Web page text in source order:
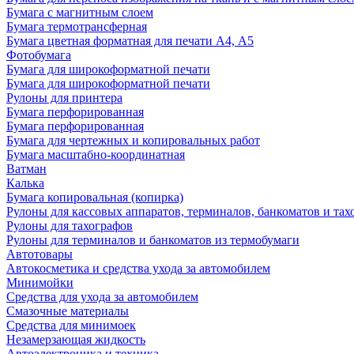
Бумага с магнитным слоем
Бумага термотрансферная
Бумага цветная форматная для печати А4, А5
Фотобумага
Бумага для широкоформатной печати
Бумага для широкоформатной печати
Рулоны для принтера
Бумага перфорированная
Бумага перфорированная
Бумага для чертежных и копировальных работ
Бумага масштабно-координатная
Ватман
Калька
Бумага копировальная (копирка)
Рулоны для кассовых аппаратов, терминалов, банкоматов и
Рулоны для тахографов
Рулоны для терминалов и банкоматов из термобумаги
Автотовары
Автокосметика и средства ухода за автомобилем
Минимойки
Средства для ухода за автомобилем
Смазочные материалы
Средства для минимоек
Незамерзающая жидкость